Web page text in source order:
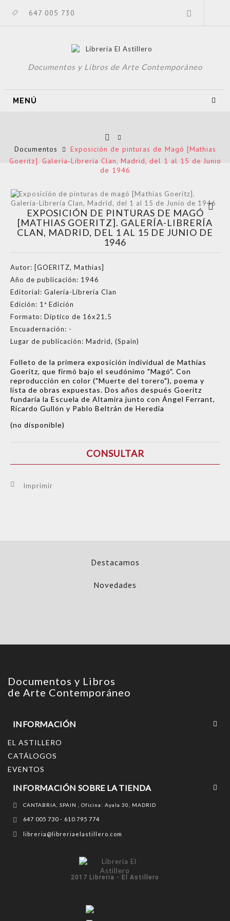
647 005 730
Documentos y Libros de Arte Contemporáneo
MENÚ
Documentos
Exposición de pinturas de Magó [Mathias
Goeritz]. Galería-Librería Clan, Madrid, del 1 al 15 de Junio
de 1946
EXPOSICIÓN DE PINTURAS DE MAGÓ
[MATHIAS GOERITZ]. GALERÍA-LIBRERÍA
CLAN, MADRID, DEL 1 AL 15 DE JUNIO DE
1946
Autor: [GOERITZ, Mathias]
Año de publicación: 1946
Editorial: Galería-Librería Clan
Edición: 1ª Edición
Formato: Díptico de 16x21,5
Encuadernación: -
Lugar de publicación: Madrid, (Spain)
Folleto de la primera exposición individual de Mathias
Goeritz, que firmó bajo el seudónimo "Magó". Con
reproducción en color ("Muerte del torero"), poema y
lista de obras expuestas. Dos años después Goeritz
fundaría la Escuela de Altamira junto con Ángel Ferrant,
Ricardo Gullón y Pablo Beltrán de Heredia
(no disponible)
CONSULTAR
Imprimir
Destacamos
Novedades
Documentos y Libros
de Arte Contemporáneo
INFORMACIÓN
EL ASTILLERO
CATÁLOGOS
EVENTOS
2017 Libreria - El Astillero
INFORMACIÓN SOBRE LA TIENDA
CANTABRIA, SPAIN , Oficina: Ayala 30, MADRID
647 005 730 - 610 795 774
libreria@libreriaelastillero.com